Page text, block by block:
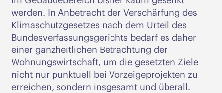
werden. In Anbetracht der Verschärfung des
Klimaschutzgesetzes nach dem Urteil des
Bundesverfassungsgerichts bedarf es daher
einer ganzheitlichen Betrachtung der
Wohnungswirtschaft, um die gesetzten Ziele
nicht nur punktuell bei Vorzeigeprojekten zu
erreichen, sondern insgesamt und überall.